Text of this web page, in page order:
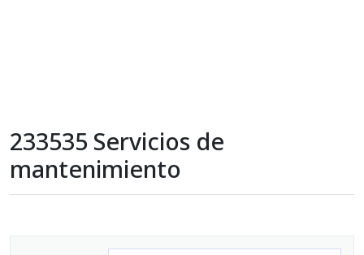
233535 Servicios de
mantenimiento